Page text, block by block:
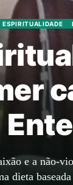
ESPIRITUALIDADE
e a não-
dieta